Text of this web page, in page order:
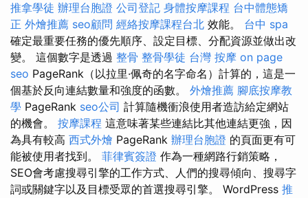
推拿學徒 辦理台胞證 公司登記 身體按摩課程 台中體態矯
正 外燴推薦 seo顧問 經絡按摩課程台北 效能。 台中 spa
確定最重要任務的優先順序、設定目標、分配資源並做出改
變。 這個數字是透過 整骨 整骨學徒 台灣 按摩 on page
seo PageRank（以拉里·佩奇的名字命名）計算的，這是一
個基於反向連結數量和強度的函數。 外燴推薦 腳底按摩教
學 PageRank seo公司 計算隨機衝浪使用者造訪給定網站
的機會。 按摩課程 這意味著某些連結比其他連結更強，因
為具有較高 西式外燴 PageRank 辦理台胞證 的頁面更有可
能被使用者找到。 菲律賓簽證 作為一種網路行銷策略，
SEO會考慮搜尋引擎的工作方式、人們的搜尋傾向、搜尋字
詞或關鍵字以及目標受眾的首選搜尋引擎。 WordPress 推